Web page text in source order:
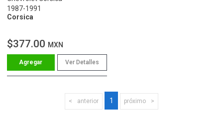
1987-1991
Corsica
$377.00 MXN
Ver Detalles
anterior 1 próximo